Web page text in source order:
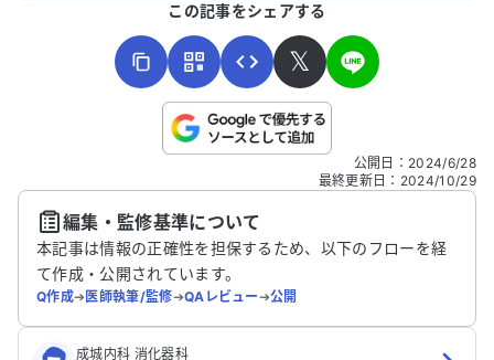
こちらは送信専用のフォームです。氏名やご自身の病気の詳細な
送信する
この記事をシェアする
𝕏
公開日 ： 2024/6/28
最終更新日 ： 2024/10/29
編集・監修基準について
本記事は情報の正確性を担保するため、以下のフローを経
て作成・公開されています。
Q作成➔医師執筆/監修➔QAレビュー➔公開
成城内科 消化器科